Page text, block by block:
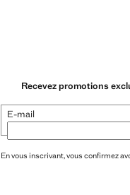
Recevez promotions
E-mail
En vous inscrivant, vous confirmez